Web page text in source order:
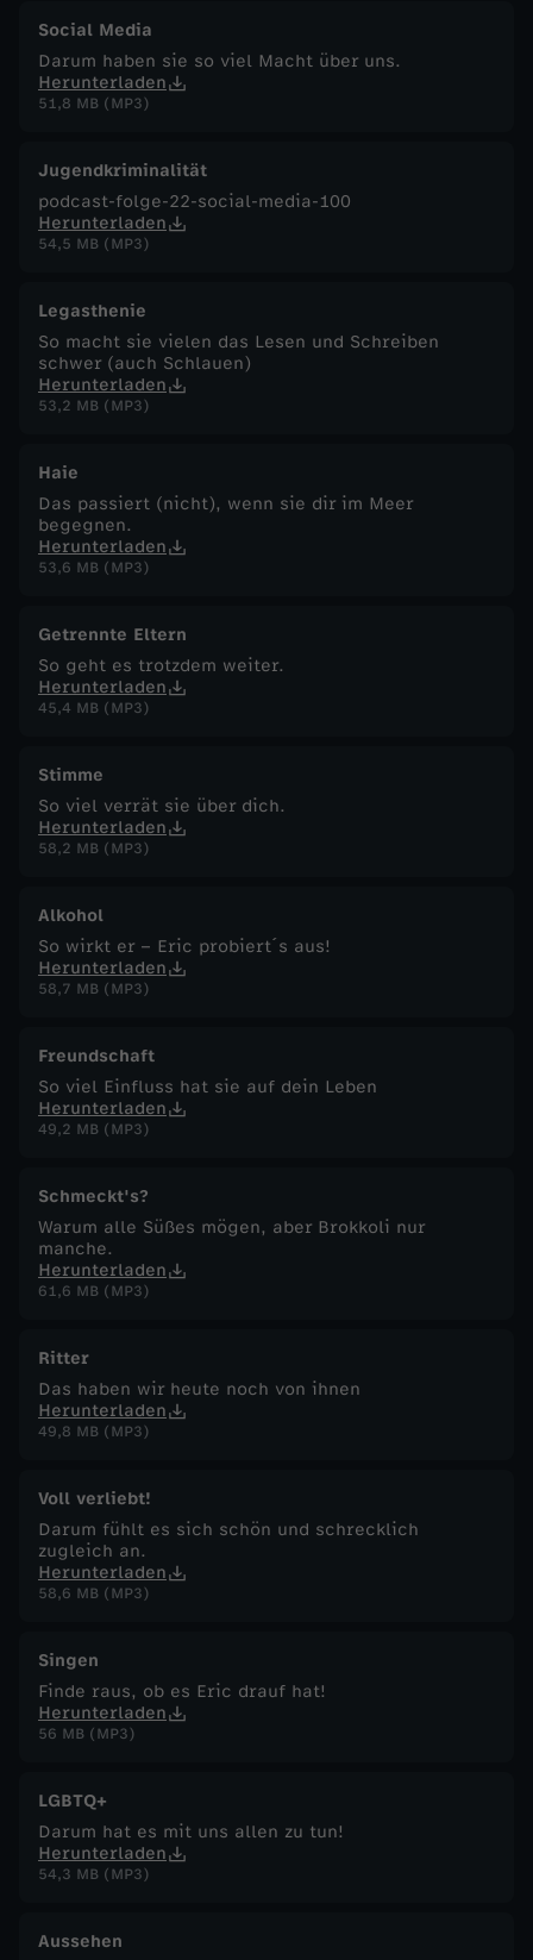
Social Media
Darum haben sie so viel Macht über uns.
Herunterladen
51,8 MB (MP3)
Jugendkriminalität
podcast-folge-22-social-media-100
Herunterladen
54,5 MB (MP3)
Legasthenie
So macht sie vielen das Lesen und Schreiben
schwer (auch Schlauen)
Herunterladen
53,2 MB (MP3)
Haie
Das passiert (nicht), wenn sie dir im Meer
begegnen.
Herunterladen
53,6 MB (MP3)
Getrennte Eltern
So geht es trotzdem weiter.
Herunterladen
45,4 MB (MP3)
Stimme
So viel verrät sie über dich.
Herunterladen
58,2 MB (MP3)
Alkohol
So wirkt er – Eric probiert´s aus!
Herunterladen
58,7 MB (MP3)
Freundschaft
So viel Einfluss hat sie auf dein Leben
Herunterladen
49,2 MB (MP3)
Schmeckt's?
Warum alle Süßes mögen, aber Brokkoli nur
manche.
Herunterladen
61,6 MB (MP3)
Ritter
Das haben wir heute noch von ihnen
Herunterladen
49,8 MB (MP3)
Voll verliebt!
Darum fühlt es sich schön und schrecklich
zugleich an.
Herunterladen
58,6 MB (MP3)
Singen
Finde raus, ob es Eric drauf hat!
Herunterladen
56 MB (MP3)
LGBTQ+
Darum hat es mit uns allen zu tun!
Herunterladen
54,3 MB (MP3)
Aussehen